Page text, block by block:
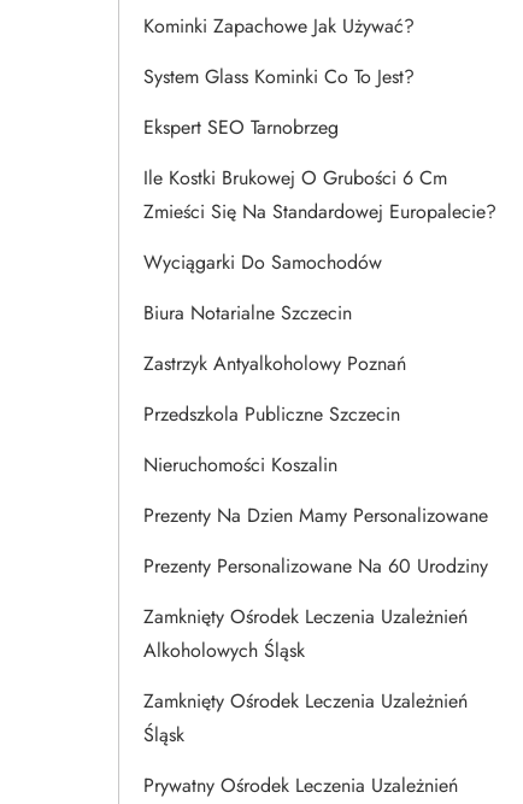
Kominki Zapachowe Jak Używać?
System Glass Kominki Co To Jest?
Ekspert SEO Tarnobrzeg
Ile Kostki Brukowej O Grubości 6 Cm
Zmieści Się Na Standardowej Europalecie?
Wyciągarki Do Samochodów
Biura Notarialne Szczecin
Zastrzyk Antyalkoholowy Poznań
Przedszkola Publiczne Szczecin
Nieruchomości Koszalin
Prezenty Na Dzien Mamy Personalizowane
Prezenty Personalizowane Na 60 Urodziny
Zamknięty Ośrodek Leczenia Uzależnień
Alkoholowych Śląsk
Zamknięty Ośrodek Leczenia Uzależnień
Śląsk
Prywatny Ośrodek Leczenia Uzależnień